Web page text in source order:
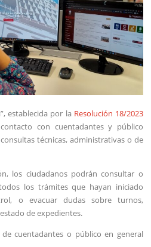
establecida por la Resolución 18/2023
con cuentadantes y público
técnicas, administrativas o de
los ciudadanos podrán consultar o
los trámites que hayan iniciado
o evacuar dudas sobre turnos,
de expedientes.
cuentadantes o público en general